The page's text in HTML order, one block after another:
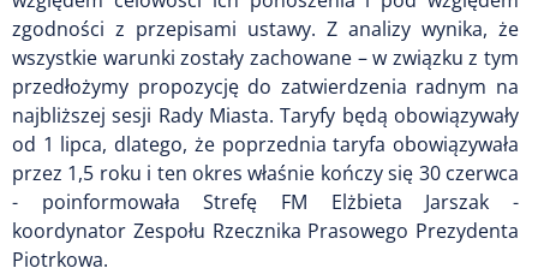
zgodności z przepisami ustawy. Z analizy wynika, że
wszystkie warunki zostały zachowane – w związku z tym
przedłożymy propozycję do zatwierdzenia radnym na
najbliższej sesji Rady Miasta. Taryfy będą obowiązywały
od 1 lipca, dlatego, że poprzednia taryfa obowiązywała
przez 1,5 roku i ten okres właśnie kończy się 30 czerwca
- poinformowała Strefę FM Elżbieta Jarszak -
koordynator Zespołu Rzecznika Prasowego Prezydenta
Piotrkowa.